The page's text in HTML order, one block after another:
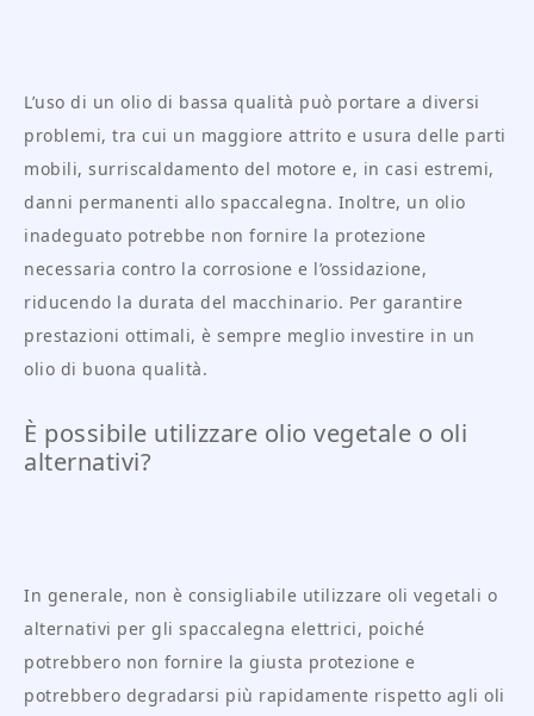
L’uso di un olio di bassa qualità può portare a diversi
problemi, tra cui un maggiore attrito e usura delle parti
mobili, surriscaldamento del motore e, in casi estremi,
danni permanenti allo spaccalegna. Inoltre, un olio
inadeguato potrebbe non fornire la protezione
necessaria contro la corrosione e l’ossidazione,
riducendo la durata del macchinario. Per garantire
prestazioni ottimali, è sempre meglio investire in un
olio di buona qualità.
È possibile utilizzare olio vegetale o oli
alternativi?
In generale, non è consigliabile utilizzare oli vegetali o
alternativi per gli spaccalegna elettrici, poiché
potrebbero non fornire la giusta protezione e
potrebbero degradarsi più rapidamente rispetto agli oli